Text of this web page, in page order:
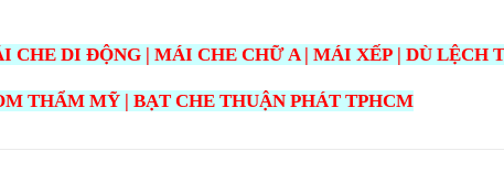
CHE DI ĐỘNG | MÁI CHE CHỮ A | MÁI XẾP | DÙ LỆCH
THẨM MỸ | BẠT CHE THUẬN PHÁT TPHCM